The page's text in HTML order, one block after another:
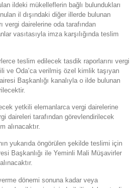
ildeki mükelleflerin bağlı bulundukları
il dışındaki diğer illerde bulunan
vergi dairelerine oda tarafından
vasıtasıyla imza karşılığında teslim
teslim edilecek tasdik raporlarını vergi
ve Oda’ca verilmiş özel kimlik taşıyan
Başkanlığı kanalıyla o ilde bulunan
yetkili elemanlarca vergi dairelerine
daireleri tarafından görevlendirilecek
alınacaktır.
yukarıda öngörülen şekilde teslimi için
Başkanlığı ile Yeminli Mali Müşavirler
dönemi sonuna kadar veya